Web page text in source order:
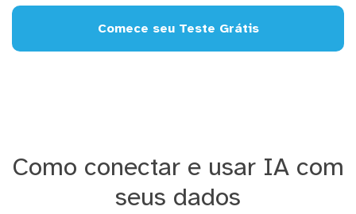
Comece seu Teste Grátis
Como conectar e usar IA com
seus dados